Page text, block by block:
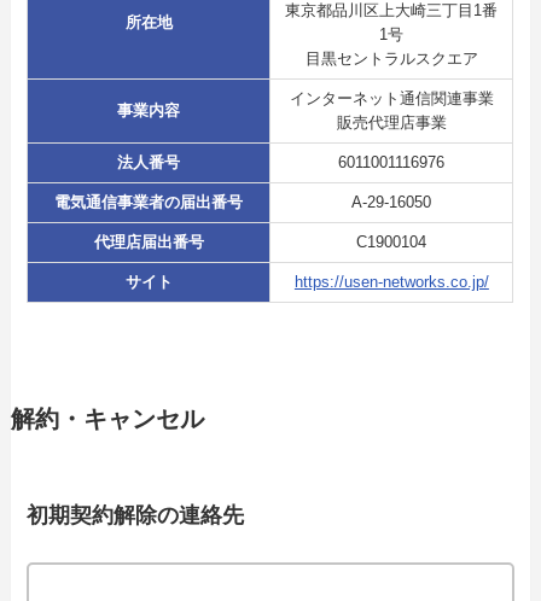
所在地
東京都品川区上大崎三丁目1番
1号
目黒セントラルスクエア
事業内容
インターネット通信関連事業
販売代理店事業
法人番号 6011001116976
電気通信事業者の届出番号 A-29-16050
代理店届出番号 C1900104
サイト https://usen-networks.co.jp/
解約・キャンセル
初期契約解除の連絡先